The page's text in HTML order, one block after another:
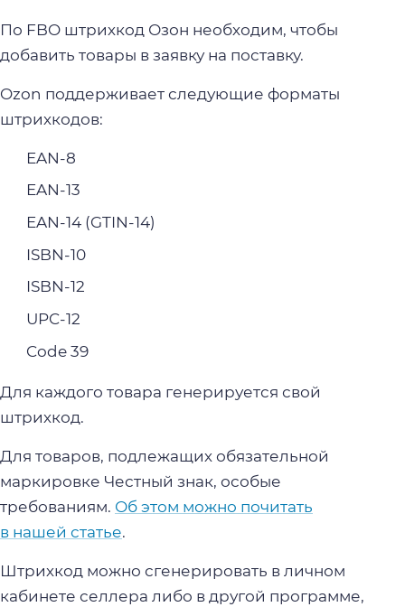
По FBO штрихкод Озон необходим, чтобы
добавить товары в заявку на поставку.
Ozon поддерживает следующие форматы
штрихкодов:
EAN-8
EAN-13
EAN-14 (GTIN-14)
ISBN-10
ISBN-12
UPC-12
Code 39
Для каждого товара генерируется свой
штрихкод.
Для товаров, подлежащих обязательной
маркировке Честный знак, особые
требованиям. Об этом можно почитать
в нашей статье.
Штрихкод можно сгенерировать в личном
кабинете селлера либо в другой программе,